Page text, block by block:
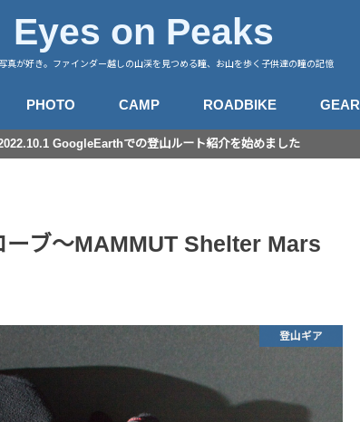
Eyes on Peaks
真が好き。ファインダー越しの山渓を見つめる瞳、お山を歩く子供達の瞳の記憶
中央アルプス
南アルプス
八ヶ岳
谷川・武尊
赤城・榛名・荒船
四阿山
奥秩父
奥武蔵
高尾・陣馬
富士・御坂
丹沢
伊豆・愛鷹
箱根・湯河原
東海
房総・三浦
子連れ登山のこと
登山とITと
登山ギア
登山ギア(子供用)
PHOTO
カメラ
レンズ
星景撮影
日常スナップ
CAMP
キャンプサイト
ROADBIKE
ライドログ
GEAR
GoogleEarthでの登山ルート紹介を始めました
ブ～MAMMUT Shelter Mars
登山ギア